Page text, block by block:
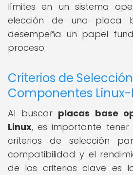
límites en un sistema
elección de una placa
desempeña un papel
proceso.
Criterios de
Componentes
Al buscar placas base
Linux, es importante
criterios de selección
compatibilidad y el
de los criterios clave es